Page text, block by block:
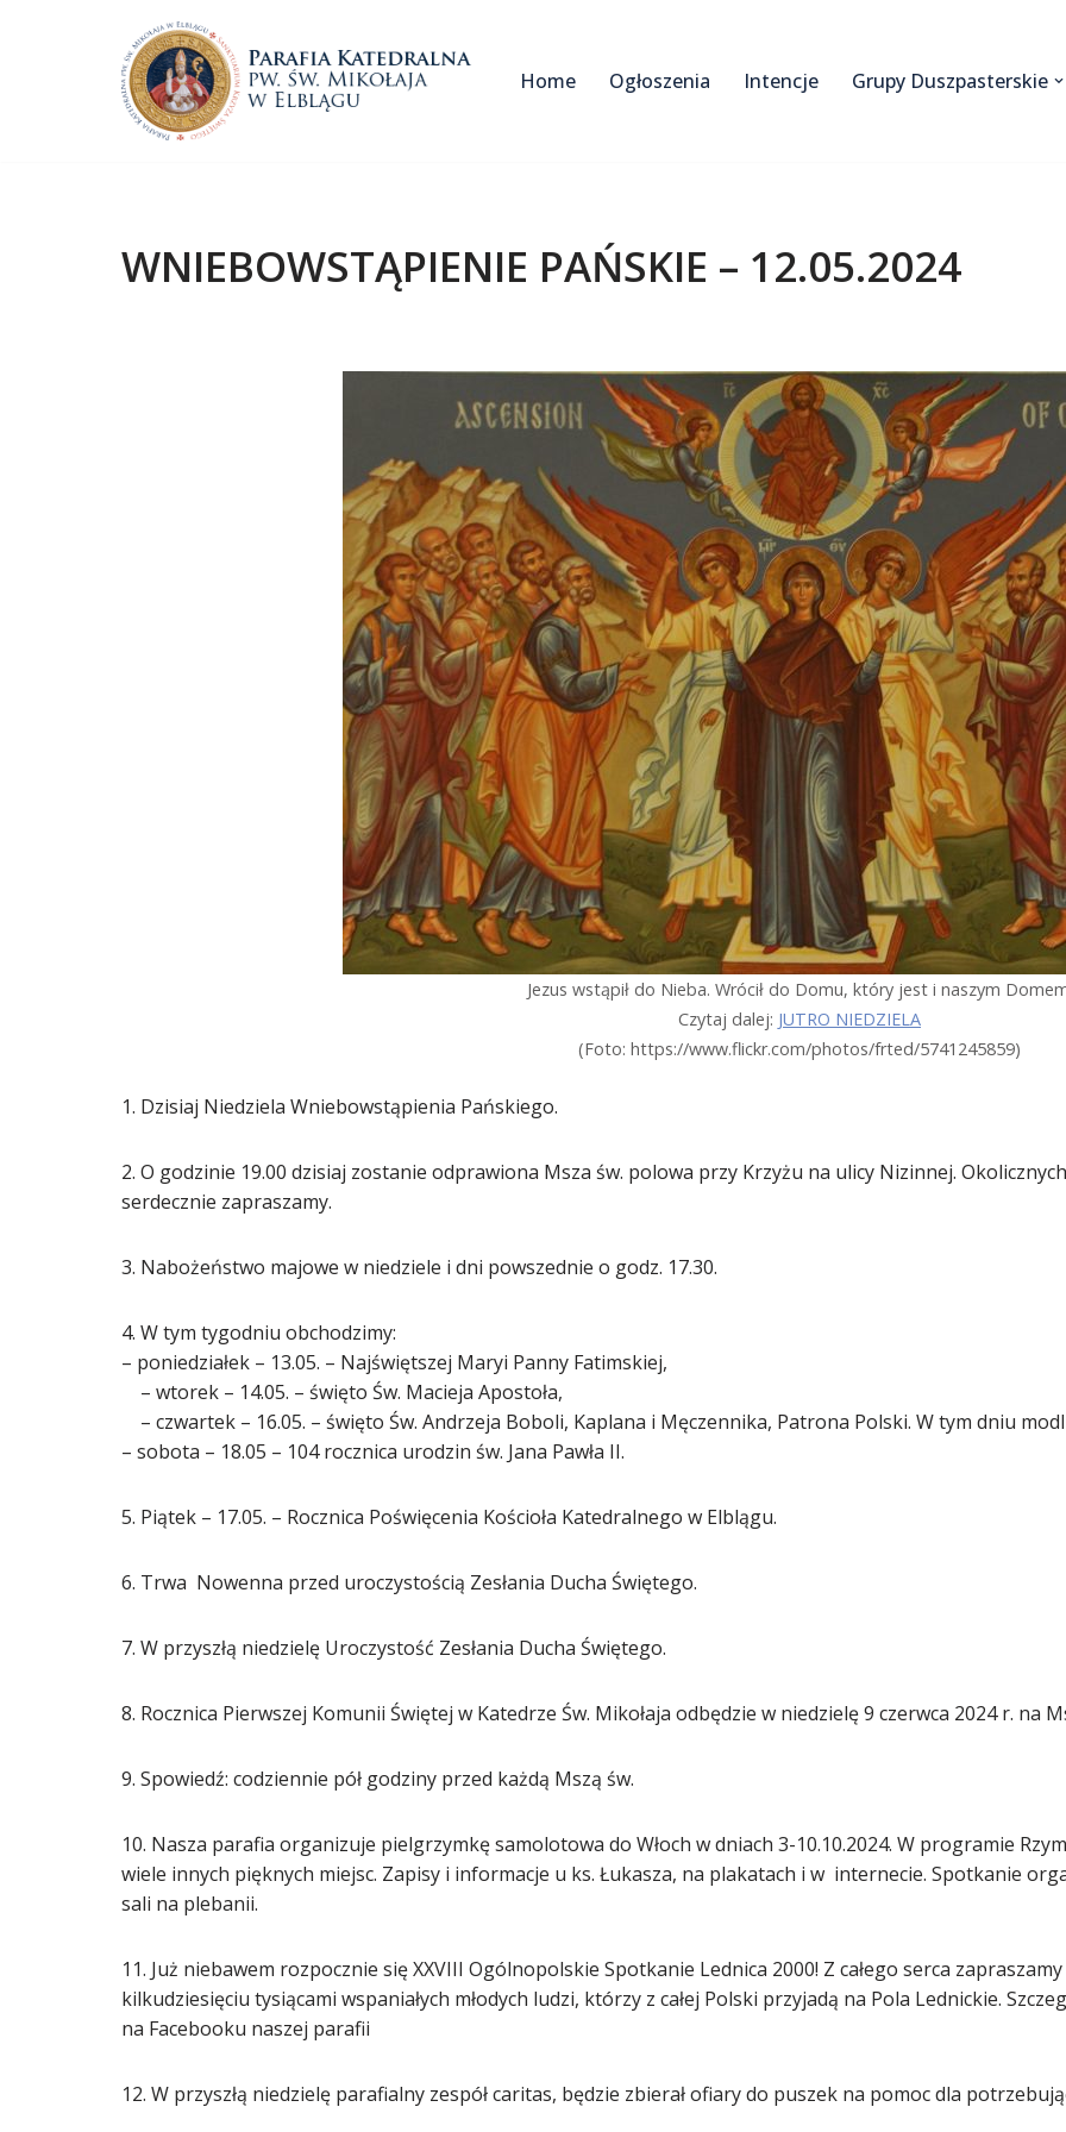
Home Ogłoszenia Intencje Grupy Duszpasterskie
WNIEBOWSTĄPIENIE PAŃSKIE – 12.05.2024
Jezus wstąpił do Nieba. Wrócił do Domu, który jest i naszym
Czytaj dalej: JUTRO NIEDZIELA
(Foto: https://www.flickr.com/photos/frted/5741245859)
1. Dzisiaj Niedziela Wniebowstąpienia Pańskiego.
2. O godzinie 19.00 dzisiaj zostanie odprawiona Msza św. polowa przy Krzyżu na ulicy Nizinnej.
serdecznie zapraszamy.
3. Nabożeństwo majowe w niedziele i dni powszednie o godz. 17.30.
4. W tym tygodniu obchodzimy:
– poniedziałek – 13.05. – Najświętszej Maryi Panny Fatimskiej,
– wtorek – 14.05. – święto Św. Macieja Apostoła,
– czwartek – 16.05. – święto Św. Andrzeja Boboli, Kaplana i Męczennika, Patrona Polski. W tym dniu
– sobota – 18.05 – 104 rocznica urodzin św. Jana Pawła II.
5. Piątek – 17.05. – Rocznica Poświęcenia Kościoła Katedralnego w Elblągu.
6. Trwa Nowenna przed uroczystością Zesłania Ducha Świętego.
7. W przyszłą niedzielę Uroczystość Zesłania Ducha Świętego.
8. Rocznica Pierwszej Komunii Świętej w Katedrze Św. Mikołaja odbędzie w niedzielę 9 czerwca 2024 r. na
9. Spowiedź: codziennie pół godziny przed każdą Mszą św.
10. Nasza parafia organizuje pielgrzymkę samolotowa do Włoch w dniach 3-10.10.2024. W programie
wiele innych pięknych miejsc. Zapisy i informacje u ks. Łukasza, na plakatach i w internecie. Spotkanie
sali na plebanii.
11. Już niebawem rozpocznie się XXVIII Ogólnopolskie Spotkanie Lednica 2000! Z całego serca
kilkudziesięciu tysiącami wspaniałych młodych ludzi, którzy z całej Polski przyjadą na Pola Lednickie.
na Facebooku naszej parafii
12. W przyszłą niedzielę parafialny zespół caritas, będzie zbierał ofiary do puszek na pomoc dla